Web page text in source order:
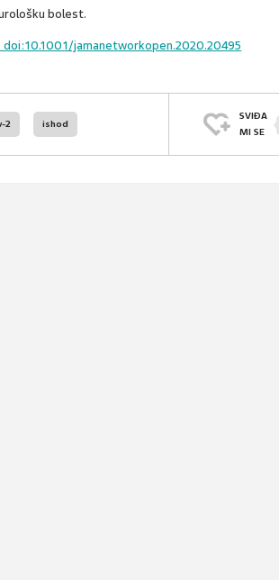
bolest.
jamanetworkopen.2020.20495
2 ishod
SVIĐA
MI SE